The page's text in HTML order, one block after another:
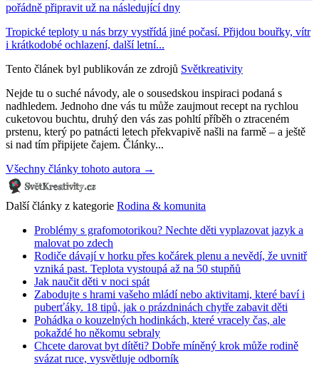
pořádně připravit už na následující dny
Tropické teploty u nás brzy vystřídá jiné počasí. Přijdou bouřky, vítr
i krátkodobé ochlazení, další letní...
Tento článek byl publikován ze zdrojů Světkreativity
Nejde tu o suché návody, ale o sousedskou inspiraci podaná s
nadhledem. Jednoho dne vás tu může zaujmout recept na rychlou
cuketovou buchtu, druhý den vás zas pohltí příběh o ztraceném
prstenu, který po patnácti letech překvapivě našli na farmě – a ještě
si nad tím připijete čajem. Články...
Všechny články tohoto autora →
Další články z kategorie Rodina & komunita
Problémy s grafomotorikou? Nechte děti vyplazovat jazyk a
malovat po zdech
Rodiče dávají v horku přes kočárek plenu a nevědí, že uvnitř
vzniká past. Teplota vystoupá až na 50 stupňů
Jak naučit děti v noci spát
Zabodujte s hrami vašeho mládí nebo aktivitami, které baví i
puberťáky. 18 tipů, jak o prázdninách chytře zabavit děti
Pohádka o kouzelných hodinkách, které vracely čas, ale
pokaždé ho někomu sebraly
Chcete darovat byt dítěti? Dobře míněný krok může rodině
svázat ruce, vysvětluje odborník